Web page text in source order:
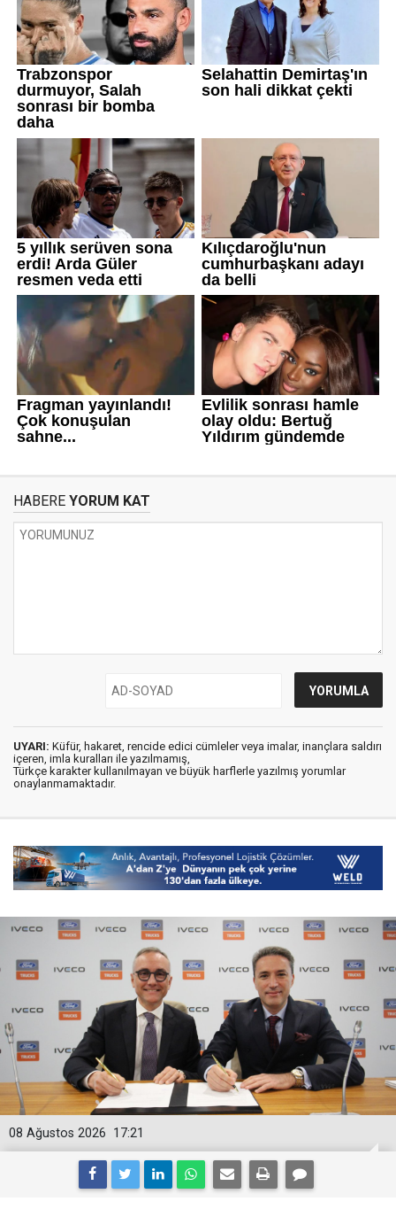
HABERE YORUM KAT
UYARI: Küfür, hakaret, rencide edici cümleler veya imalar, inançlara saldırı
içeren, imla kuralları ile yazılmamış,
Türkçe karakter kullanılmayan ve büyük harflerle yazılmış yorumlar
onaylanmamaktadır.
17:21
08 Ağustos 2026